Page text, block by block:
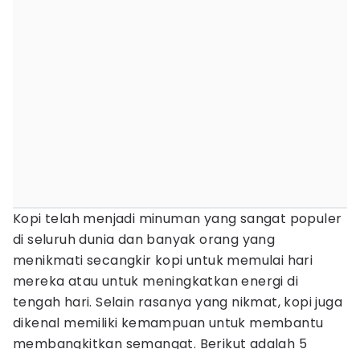
Kopi telah menjadi minuman yang sangat populer
di seluruh dunia dan banyak orang yang
menikmati secangkir kopi untuk memulai hari
mereka atau untuk meningkatkan energi di
tengah hari. Selain rasanya yang nikmat, kopi juga
dikenal memiliki kemampuan untuk membantu
membangkitkan semangat. Berikut adalah 5